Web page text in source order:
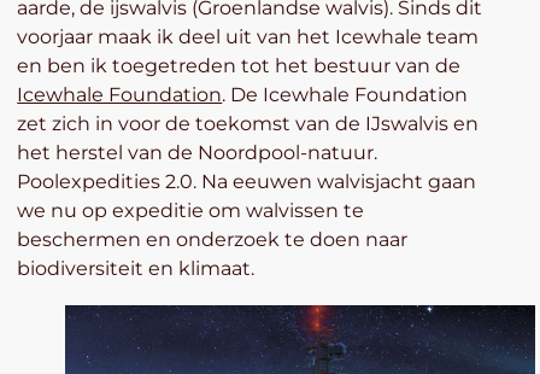
aarde, de ijswalvis (Groenlandse walvis). Sinds dit
voorjaar maak ik deel uit van het Icewhale team
en ben ik toegetreden tot het bestuur van de
Icewhale Foundation. De Icewhale Foundation
zet zich in voor de toekomst van de IJswalvis en
het herstel van de Noordpool-natuur.
Poolexpedities 2.0. Na eeuwen walvisjacht gaan
we nu op expeditie om walvissen te
beschermen en onderzoek te doen naar
biodiversiteit en klimaat.